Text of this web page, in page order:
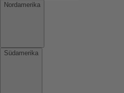
Nordamerika
Südamerika